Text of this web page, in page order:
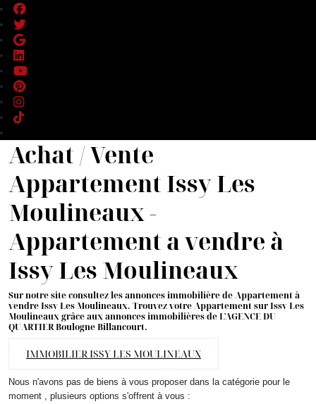
Achat / Vente
Appartement Issy Les
Moulineaux -
Appartement a vendre à
Issy Les Moulineaux
Sur notre site consultez les annonces immobilière de Appartement à
vendre Issy Les Moulineaux. Trouvez votre Appartement sur Issy Les
Moulineaux grâce aux annonces immobilières de L'AGENCE DU
QUARTIER Boulogne Billancourt.
IMMOBILIER ISSY LES MOULINEAUX
Nous n'avons pas de biens à vous proposer dans la catégorie pour le
moment , plusieurs options s'offrent à vous :